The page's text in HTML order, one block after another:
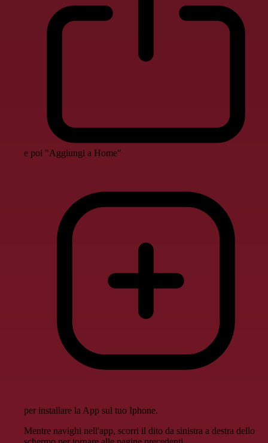
e poi "Aggiungi a Home"
per installare la App sul tuo Iphone.
Mentre navighi nell'app, scorri il dito da sinistra a destra dello